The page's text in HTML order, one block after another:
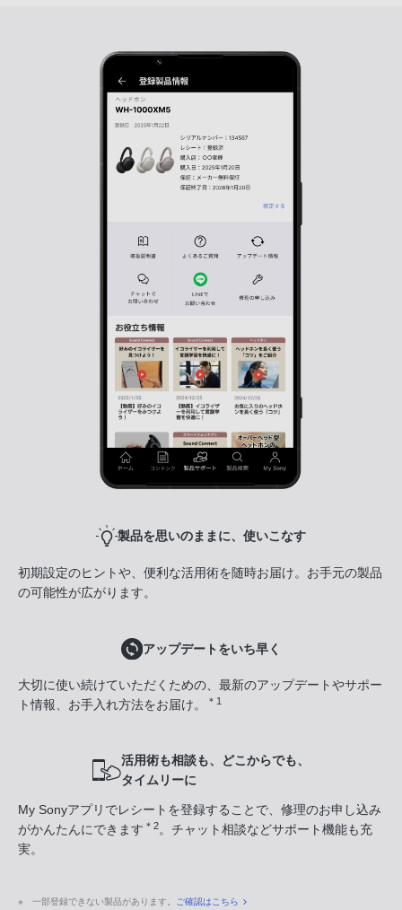
製品を思いのままに、使いこなす
初期設定のヒントや、便利な活用術を随時お届け。お手元の製品
の可能性が広がります。
アップデートをいち早く
大切に使い続けていただくための、最新のアップデートやサポー
ト情報、お手入れ方法をお届け。
＊1
活用術も相談も、どこからでも、
タイムリーに
My Sonyアプリでレシートを登録することで、修理のお申し込み
がかんたんにできます ＊2。チャット相談などサポート機能も充
実。
※ 一部登録できない製品があります。 ご確認はこちら